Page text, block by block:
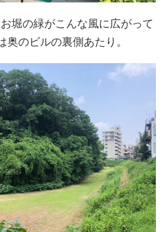
堀の緑がこんな風に広がって
のビルの裏側あたり。